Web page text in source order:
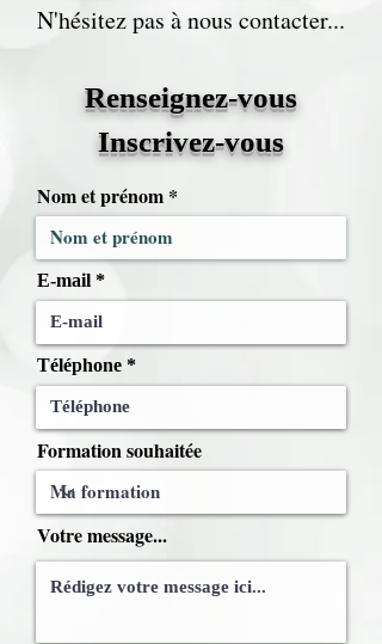
N'hésitez pas à nous contacter...
Renseignez-vous
Inscrivez-vous
Nom et prénom
E-mail
Téléphone
Formation souhaitée
Votre message...